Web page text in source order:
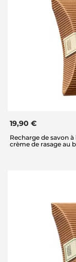
19,90 €
Recharge de savon
crème de rasage au